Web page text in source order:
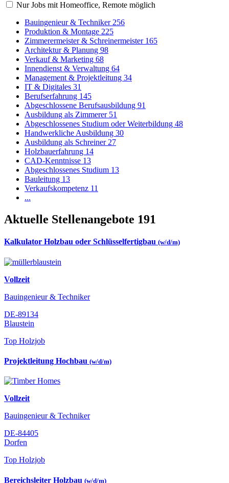
Nur Jobs mit Homeoffice, Remote möglich
Bauingenieur & Techniker 256
Produktion & Montage 225
Zimmerermeister & Schreinermeister 165
Architektur & Planung 98
Verkauf & Marketing 68
Innendienst & Verwaltung 64
Management & Projektleitung 34
IT & Digitales 31
Berufserfahrung 145
Abgeschlossene Berufsausbildung 91
Ausbildung als Zimmerer 51
Abgeschlossenes Studium oder Weiterbildung 48
Handwerkliche Ausbildung 30
Ausbildung als Schreiner 27
Holzbauerfahrung 14
CAD-Kenntnisse 13
Abgeschlossenes Studium 13
Bauleitung 13
Verkaufskompetenz 11
...
Aktuelle Stellenangebote 191
Kalkulator Holzbau oder Schlüsselfertigbau (w/d/m)
Vollzeit
Bauingenieur & Techniker
DE-89134
Blaustein
Top Holzjob
Projektleitung Hochbau (w/d/m)
Vollzeit
Bauingenieur & Techniker
DE-84405
Dorfen
Top Holzjob
Bereichsleiter Holzbau (w/d/m)